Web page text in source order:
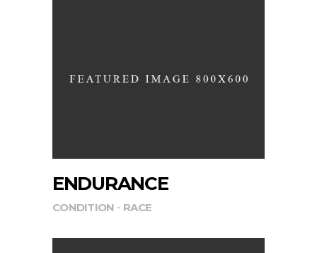
ENDURANCE
CONDITION RACE